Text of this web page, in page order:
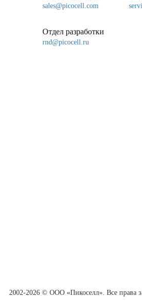
sales@picocell.com
Отдел разработки
rnd@picocell.ru
2002-2026 © ООО «Пикоселл». Все права